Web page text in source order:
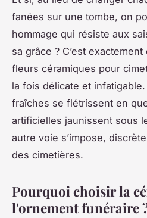
fanées sur une tombe, on
hommage qui résiste aux
sa grâce ? C’est
fleurs céramiques pour
la fois délicate et
fraîches se flétrissent en
artificielles jaunissent sous
autre voie s’impose,
des cimetières.
Pourquoi choisir la
l'ornement funéraire